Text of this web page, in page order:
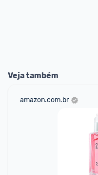
Veja também
amazon.com.br